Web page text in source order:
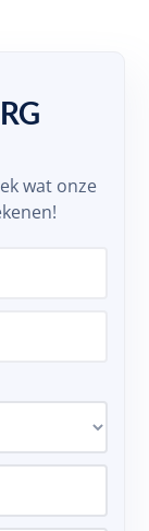
wat onze